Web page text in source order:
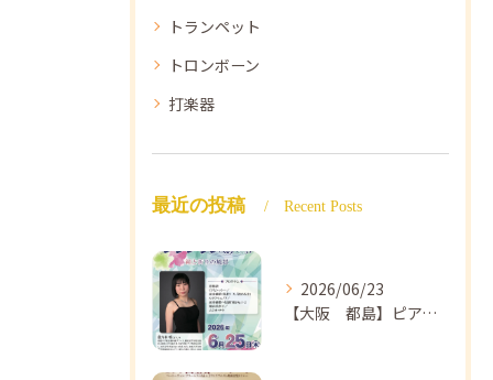
トランペット
トロンボーン
打楽器
最近の投稿 Recent Posts
2026/06/23
【大阪 都島】ピアノ教室ならNAOMIミュージックスクール ピアノ講師 佐々木唯先生のコンサートのご案内🎵